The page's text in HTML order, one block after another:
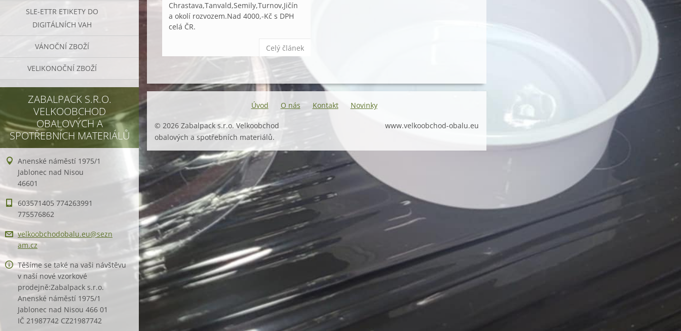
SLE-ETTR ETIKETY DO
DIGITÁLNÍCH VAH
VÁNOČNÍ ZBOŽÍ
VELIKONOČNÍ ZBOŽÍ
ZABALPACK S.R.O.
VELKOOBCHOD
OBALOVÝCH A
SPOTŘEBNÍCH MATERIÁLŮ
Anenské náměstí 1975/1
Jablonec nad Nisou
46601
603571405 774263991
775576862
velkoobchodobalu.eu@sezn
am.cz
Těšíme se také na vaši návštěvu
v naší nové vzorkové
prodejně:Zabalpack s.r.o.
Anenské náměstí 1975/1
Jablonec nad Nisou 466 01
IČ 21987742 CZ21987742
Chrastava,Tanvald,Semily,Turnov,Jičín
a okolí rozvozem.Nad 4000,-Kč s DPH
celá ČR.
Celý článek
Úvod O nás Kontakt Novinky
© 2026 Zabalpack s.r.o. Velkoobchod
obalových a spotřebních materiálů.
www.velkoobchod-obalu.eu